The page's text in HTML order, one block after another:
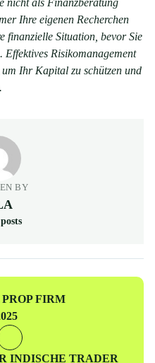
nicht als Finanzberatung
Ihre eigenen Recherchen
finanzielle Situation, bevor Sie
Effektives Risikomanagement
Ihr Kapital zu schützen und
BY
FIRM
INDISCHE TRADER